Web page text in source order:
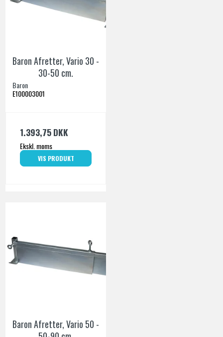
Baron Afretter, Vario 30 -
30-50 cm.
Baron
E100003001
1.393,75 DKK
Ekskl. moms
VIS PRODUKT
Baron Afretter, Vario 50 -